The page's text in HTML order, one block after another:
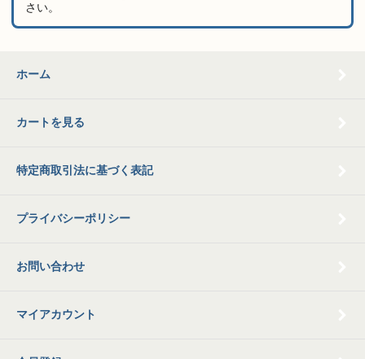
さい。
ホーム
カートを見る
特定商取引法に基づく表記
プライバシーポリシー
お問い合わせ
マイアカウント